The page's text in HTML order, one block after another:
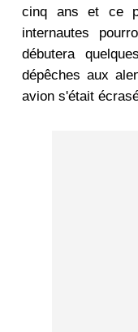
cinq ans et ce
internautes
débutera
dépêches aux
avion s'était